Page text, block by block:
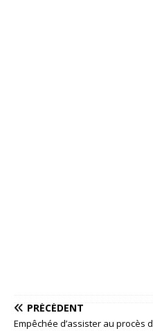
PRÉCÉDENT
Empêchée d’assister au procès